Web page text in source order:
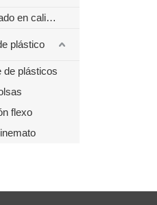
Máquina de estampado en caliente
plástico
de plásticos
flexo